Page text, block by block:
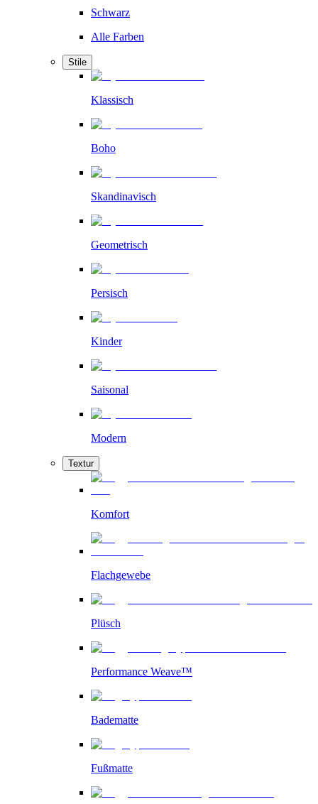
Schwarz
Alle Farben
Stile
Klassisch
Boho
Skandinavisch
Geometrisch
Persisch
Kinder
Saisonal
Modern
Textur
Komfort
Flachgewebe
Plüsch
Performance Weave™
Badematte
Fußmatte